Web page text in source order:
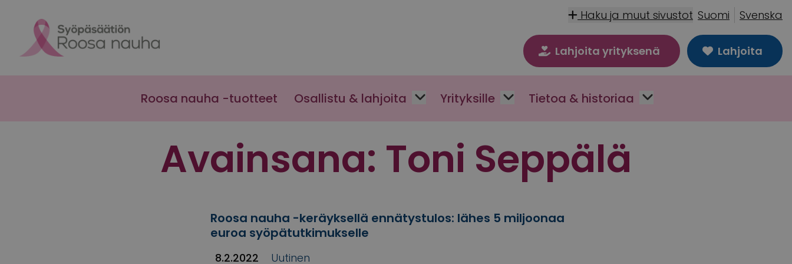
Haku ja muut sivustot Suomi Svenska
Lahjoita yrityksenä Lahjoita
Roosa nauha -tuotteet Osallistu & lahjoita Yrityksille Tietoa & historiaa
Avainsana: Toni Seppälä
Roosa nauha -keräyksellä ennätystulos: lähes 5 miljoonaa
euroa syöpätutkimukselle
8.2.2022
Uutinen